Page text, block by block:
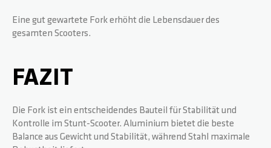
Eine gut gewartete Fork erhöht die Lebensdauer des
gesamten Scooters.
FAZIT
Die Fork ist ein entscheidendes Bauteil für Stabilität und
Kontrolle im Stunt-Scooter. Aluminium bietet die beste
Balance aus Gewicht und Stabilität, während Stahl maximale